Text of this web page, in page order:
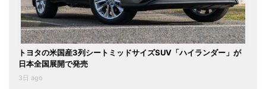
トヨタの米国産3列シートミッドサイズSUV「ハイランダー」が
日本全国展開で発売
3日 ago